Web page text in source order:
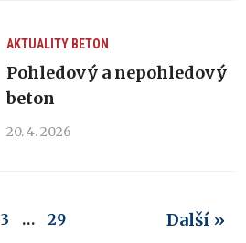
AKTUALITY BETON
Pohledový a nepohledový
beton
20. 4. 2026
3 … 29 Další »